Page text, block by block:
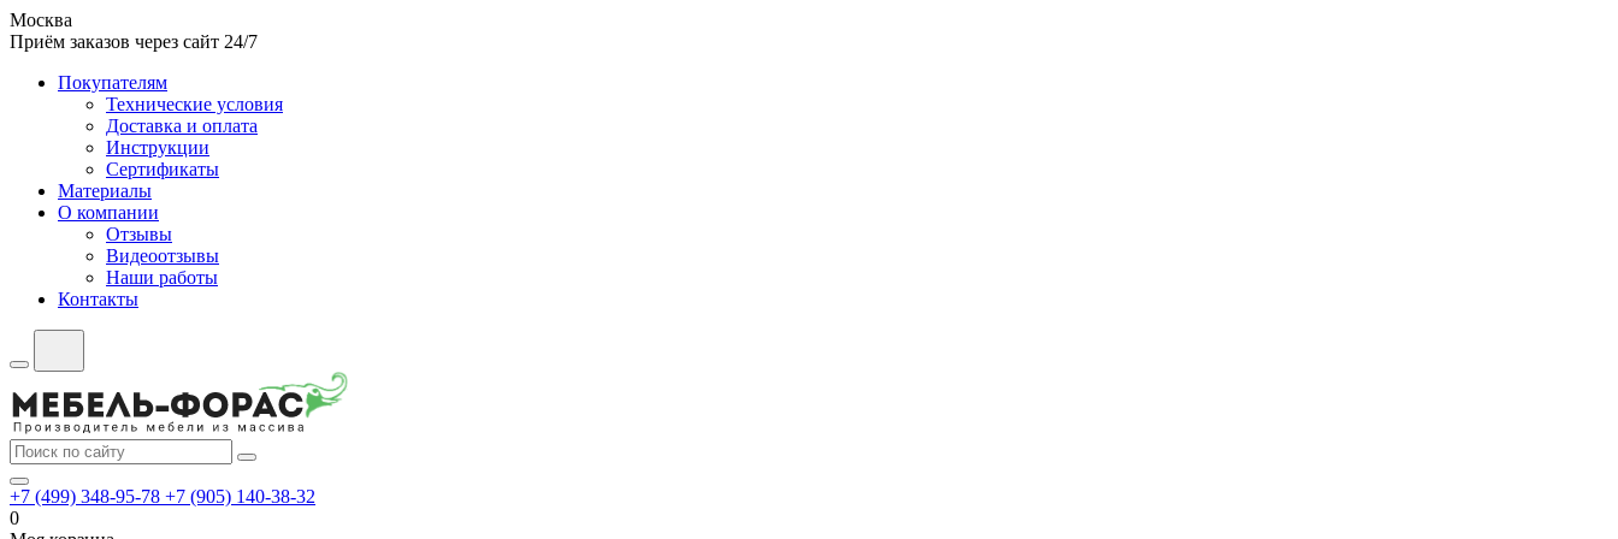
Москва
Приём заказов через сайт 24/7
Покупателям
Технические условия
Доставка и оплата
Инструкции
Сертификаты
Материалы
О компании
Отзывы
Видеоотзывы
Наши работы
Контакты
+7 (499) 348-95-78 +7 (905) 140-38-32
0